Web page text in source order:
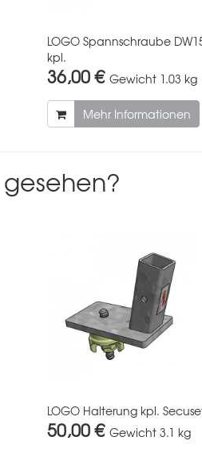
LOGO Spannschraube
kpl.
36,00 € Gewicht 1.03 kg
Mehr Informationen
LOGO Halterung kpl.
50,00 € Gewicht 3.1 kg